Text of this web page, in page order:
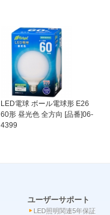
LED電球 ボール電球形 E26
60形 昼光色 全方向 [品番]06-
4399
ユーザーサポート
LED照明関連5年保証